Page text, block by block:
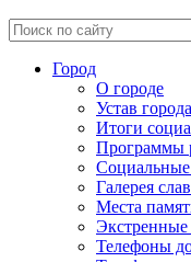
Город
О городе
Устав города
Итоги
Программы
Галерея
Места
Телефоны